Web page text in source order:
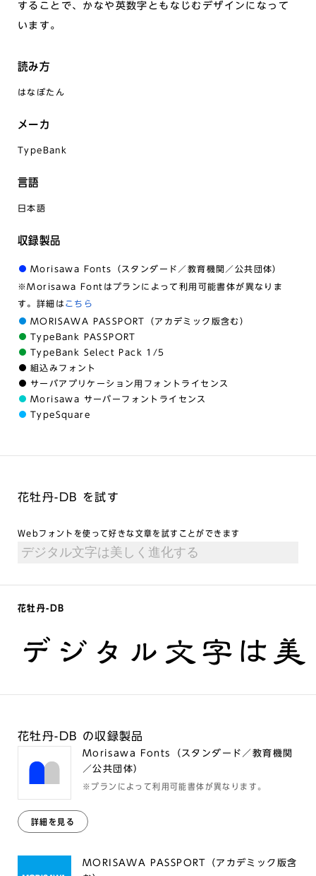
することで、かなや英数字ともなじむデザインになって
います。
読み方
はなぼたん
メーカ
TypeBank
言語
日本語
収録製品
Morisawa Fonts（スタンダード／教育機関／公共団体）
※Morisawa Fontはプランによって利用可能書体が異なりま
す。詳細は こちら
MORISAWA PASSPORT（アカデミック版含む）
TypeBank PASSPORT
TypeBank Select Pack 1/5
組込みフォント
サーバアプリケーション用フォントライセンス
Morisawa サーバーフォントライセンス
TypeSquare
花牡丹-DB を試す
Webフォントを使って好きな文章を試すことができます
花牡丹-DB
デジタル文字は
花牡丹-DB の収録製品
Morisawa Fonts（スタンダード／教育機関
／公共団体）
※プランによって利用可能書体が異なります。
詳細を見る
MORISAWA PASSPORT（アカデミック版含